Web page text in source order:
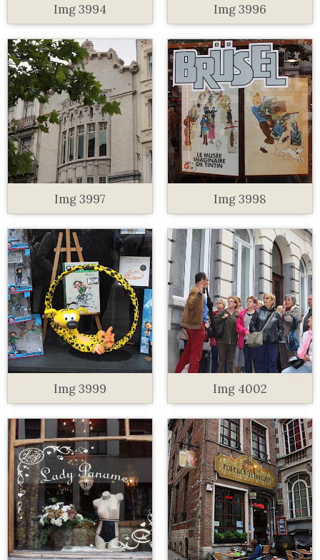
Img 3994 Img 3996
Img 3997 Img 3998
Img 3999 Img 4002